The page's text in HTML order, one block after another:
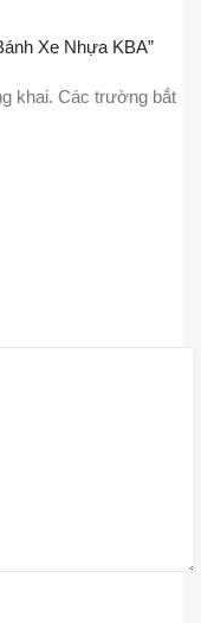
Xe Nhựa KBA”
khai. Các trường bắt